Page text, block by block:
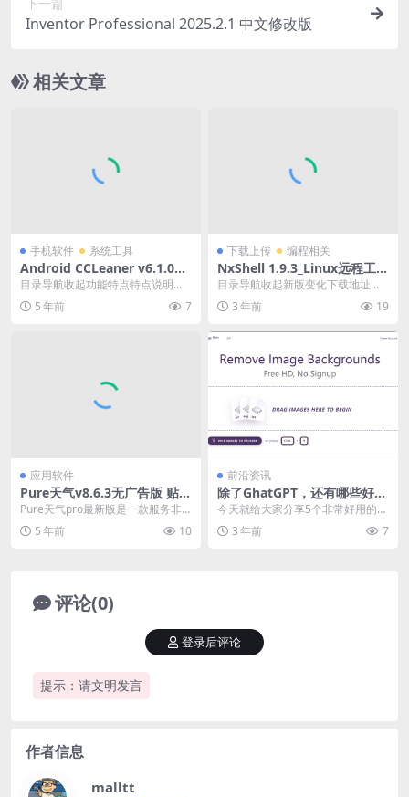
Inventor Professional 2025.2.1 中文修改版
相关文章
手机软件 系统工具
Android CCLeaner v6.1.0专
业版
目录导航收起功能特点特点说明下
载地址目录导航收起功能特点特点
说明下载地址全球最受...
5 年前 7
下载上传 编程相关
NxShell 1.9.3_Linux远程工具
免费SSH客户端
目录导航收起新版变化下载地址目
录导航收起新版变化下载地址免费S
SH客户端NxSh...
3 年前 19
应用软件
Pure天气v8.6.3无广告版 贴心
的天气预报
Pure天气pro最新版是一款服务非
常贴心的天气预报软件。Pure天气
pro修改...
5 年前 10
前沿资讯
除了GhatGPT，还有哪些好用
的AI小工具？
今天就给大家分享5个非常好用的AI
工具。 很多你绝对没听过，而且绝
对好用！ Pi...
3 年前 7
评论(0)
提示：请文明发言
登录后评论
作者信息
malltt